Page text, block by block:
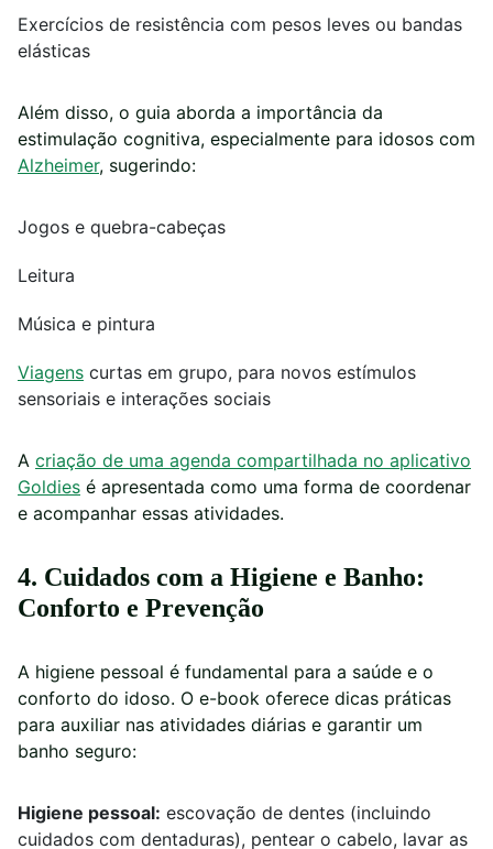
Exercícios de resistência com pesos leves ou bandas
elásticas
Além disso, o guia aborda a importância da
estimulação cognitiva, especialmente para idosos com
Alzheimer, sugerindo:
Jogos e quebra-cabeças
Leitura
Música e pintura
Viagens curtas em grupo, para novos estímulos
sensoriais e interações sociais
A criação de uma agenda compartilhada no aplicativo
Goldies é apresentada como uma forma de coordenar
e acompanhar essas atividades.
4. Cuidados com a Higiene e Banho:
Conforto e Prevenção
A higiene pessoal é fundamental para a saúde e o
conforto do idoso. O e-book oferece dicas práticas
para auxiliar nas atividades diárias e garantir um
banho seguro:
Higiene pessoal: escovação de dentes (incluindo
cuidados com dentaduras), pentear o cabelo, lavar as